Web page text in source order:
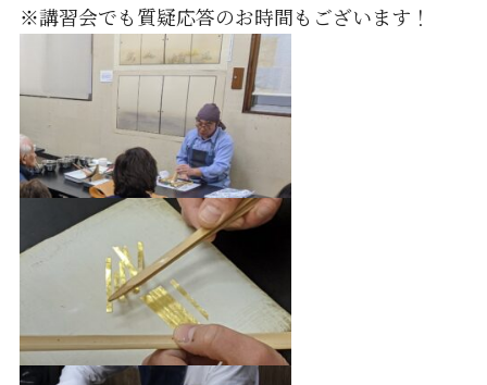
※講習会でも質疑応答のお時間もございます！